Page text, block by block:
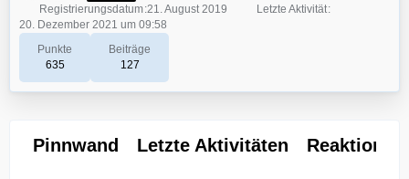
Punkte
635
Beiträge
127
Registrierungsdatum 21. August 2019
Letzte Aktivität
20. Dezember 2021 um 09:58
Pinnwand Letzte Aktivitäten Reaktionen